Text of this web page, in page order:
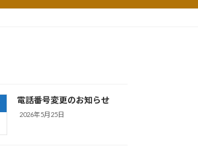
電話番号変更のお知らせ
2026年5月25日